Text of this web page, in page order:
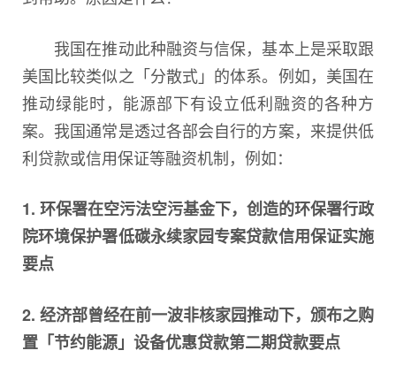
我国在推动此种融资与信保，基本上是采取跟
美国比较类似之「分散式」的体系。例如，美国在
推动绿能时，能源部下有设立低利融资的各种方
案。我国通常是透过各部会自行的方案，来提供低
利贷款或信用保证等融资机制，例如：
1. 环保署在空污法空污基金下，创造的环保署行政
院环境保护署低碳永续家园专案贷款信用保证实施
要点
2. 经济部曾经在前一波非核家园推动下，颁布之购
置「节约能源」设备优惠贷款第二期贷款要点